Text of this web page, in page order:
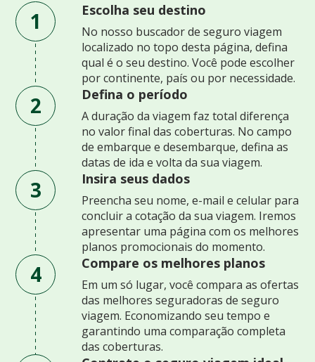
1 Escolha seu destino
No nosso buscador de seguro viagem
localizado no topo desta página, defina
qual é o seu destino. Você pode escolher
por continente, país ou por necessidade.
2 Defina o período
A duração da viagem faz total diferença
no valor final das coberturas. No campo
de embarque e desembarque, defina as
datas de ida e volta da sua viagem.
3 Insira seus dados
Preencha seu nome, e-mail e celular para
concluir a cotação da sua viagem. Iremos
apresentar uma página com os melhores
planos promocionais do momento.
4 Compare os melhores planos
Em um só lugar, você compara as ofertas
das melhores seguradoras de seguro
viagem. Economizando seu tempo e
garantindo uma comparação completa
das coberturas.